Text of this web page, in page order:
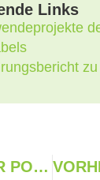
Links
VORHERIGER POST